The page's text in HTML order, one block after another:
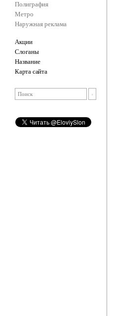
Полиграфия
Метро
Наружная реклама
Акции
Слоганы
Название
Карта сайта